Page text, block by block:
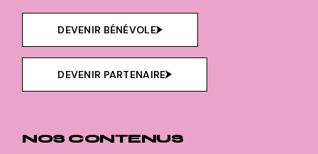
DEVENIR BÉNÉVOLE
DEVENIR PARTENAIRE
NOS CONTENUS